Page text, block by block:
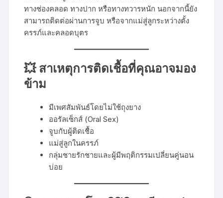
ทางช่องคลอด ทางปาก หรือทางทวารหนัก นอกจากนี้ยัง
สามารถติดต่อผ่านการจูบ หรือจากแม่สู่ลูกระหว่างตั้ง
ครรภ์และคลอดบุตร
💥 สาเหตุการติดเชื้อที่คุณอาจมอง
ข้าม
มีเพศสัมพันธ์โดยไม่ใช้ถุงยาง
ออรัลเซ็กส์ (Oral Sex)
จูบกับผู้ติดเชื้อ
แม่สู่ลูกในครรภ์
กลุ่มชายรักชายและผู้มีพฤติกรรมเปลี่ยนคู่นอน
บ่อย